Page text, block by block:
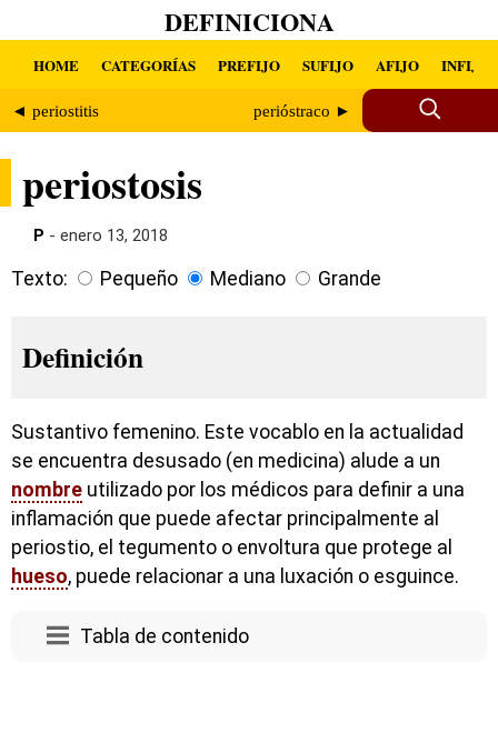
DEFINICIONA
HOME CATEGORÍAS PREFIJO SUFIJO AFIJO INFIJO
◄ periostitis perióstraco ►
periostosis
P - enero 13, 2018
Texto: Pequeño Mediano Grande
Definición
Sustantivo femenino. Este vocablo en la actualidad
se encuentra desusado (en medicina) alude a un
nombre utilizado por los médicos para definir a una
inflamación que puede afectar principalmente al
periostio, el tegumento o envoltura que protege al
hueso, puede relacionar a una luxación o esguince.
Tabla de contenido